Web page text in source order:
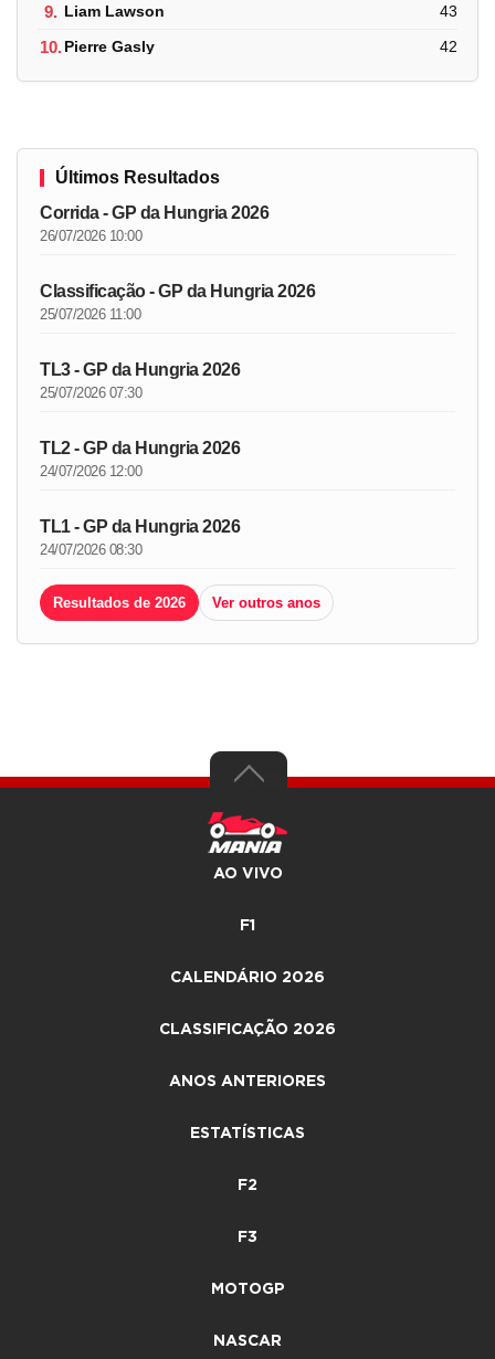
9. Liam Lawson 43
10.Pierre Gasly 42
Últimos Resultados
Corrida - GP da Hungria 2026
26/07/2026 10:00
Classificação - GP da Hungria 2026
25/07/2026 11:00
TL3 - GP da Hungria 2026
25/07/2026 07:30
TL2 - GP da Hungria 2026
24/07/2026 12:00
TL1 - GP da Hungria 2026
24/07/2026 08:30
Resultados de 2026 Ver outros anos
AO VIVO
F1
CALENDÁRIO 2026
CLASSIFICAÇÃO 2026
ANOS ANTERIORES
ESTATÍSTICAS
F2
F3
MOTOGP
NASCAR